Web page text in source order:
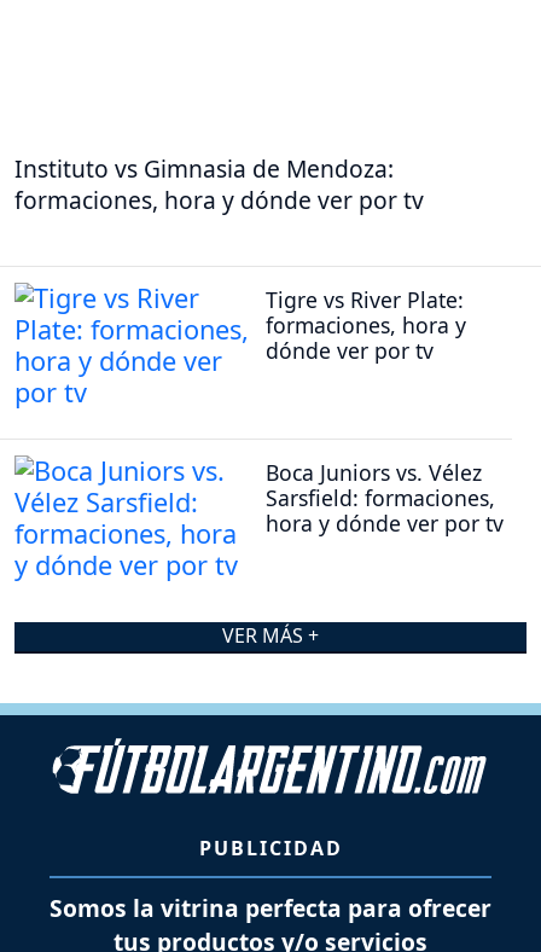
Instituto vs Gimnasia de Mendoza:
formaciones, hora y dónde ver por tv
Tigre vs River Plate:
formaciones, hora y
dónde ver por tv
Boca Juniors vs. Vélez
Sarsfield: formaciones,
hora y dónde ver por tv
VER MÁS +
PUBLICIDAD
Somos la vitrina perfecta para ofrecer
tus productos y/o servicios